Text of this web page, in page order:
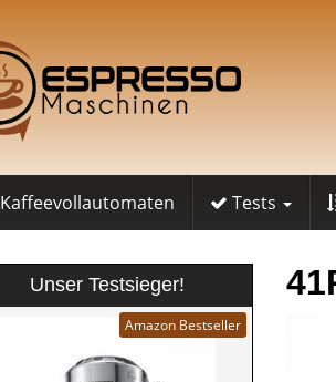
Kaffeevollautomaten Tests
Unser Testsieger!
Amazon Bestseller